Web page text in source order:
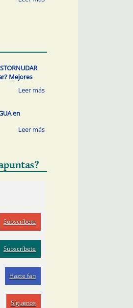
Mejores
en
Subscríbete
Subscríbete
Hazte fan
Síguenos